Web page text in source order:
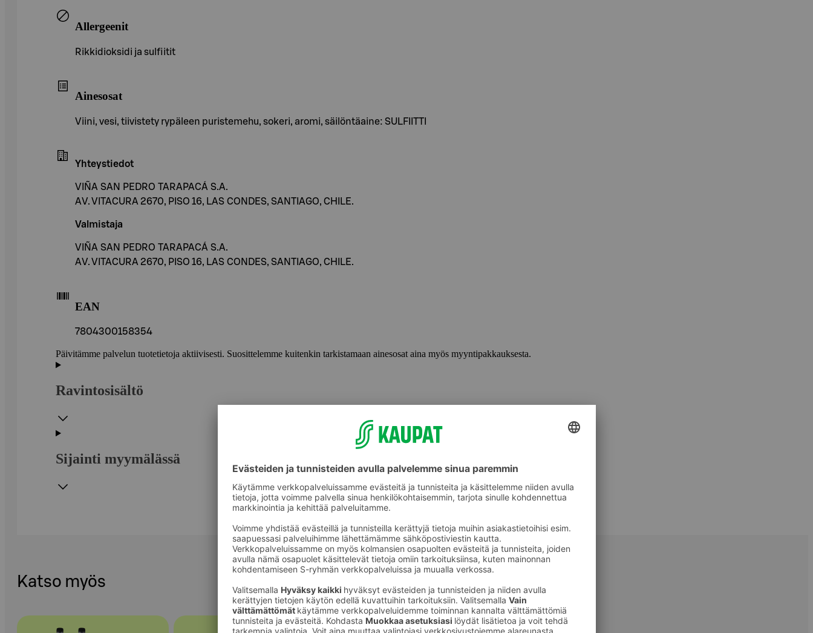
Allergeenit
Rikkidioksidi ja sulfiitit
Ainesosat
Viini, vesi, tiivistety rypäleen puristemehu, sokeri, aromi, säilöntäaine: SULFIITTI
Yhteystiedot
VIÑA SAN PEDRO TARAPACÁ S.A.
AV. VITACURA 2670, PISO 16, LAS CONDES, SANTIAGO, CHILE.
Valmistaja
VIÑA SAN PEDRO TARAPACÁ S.A.
AV. VITACURA 2670, PISO 16, LAS CONDES, SANTIAGO, CHILE.
EAN
7804300158354
Päivitämme palvelun tuotetietoja aktiivisesti. Suosittelemme kuitenkin tarkistamaan ainesosat aina myös myyntipakkauksesta.
Ravintosisältö
Sijainti myymälässä
Katso myös